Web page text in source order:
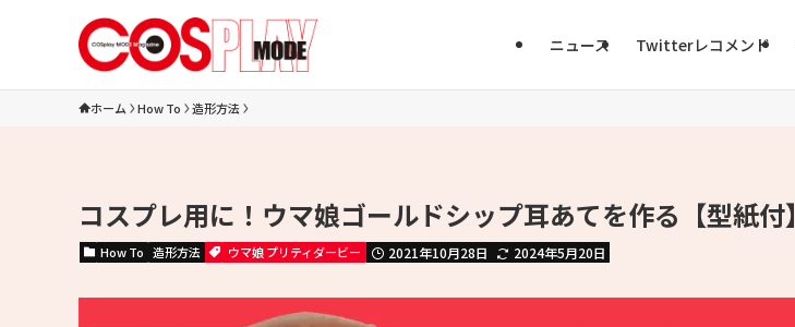
ニュース Twitterレコメンド
ホーム How To 造形方法
コスプレ用に！ウマ娘ゴールドシップ耳あてを作る【型紙付】
How To 造形方法 ウマ娘 プリティダービー 2021年10月28日 2024年5月20日